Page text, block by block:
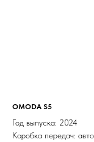
OMODA S5
Год выпуска: 2024
Коробка передач: